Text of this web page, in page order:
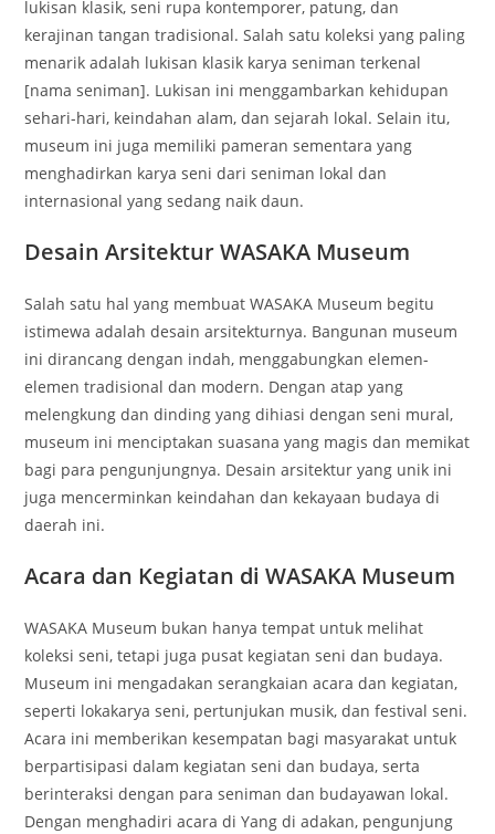
lukisan klasik, seni rupa kontemporer, patung, dan
kerajinan tangan tradisional. Salah satu koleksi yang paling
menarik adalah lukisan klasik karya seniman terkenal
[nama seniman]. Lukisan ini menggambarkan kehidupan
sehari-hari, keindahan alam, dan sejarah lokal. Selain itu,
museum ini juga memiliki pameran sementara yang
menghadirkan karya seni dari seniman lokal dan
internasional yang sedang naik daun.
Desain Arsitektur WASAKA Museum
Salah satu hal yang membuat WASAKA Museum begitu
istimewa adalah desain arsitekturnya. Bangunan museum
ini dirancang dengan indah, menggabungkan elemen-
elemen tradisional dan modern. Dengan atap yang
melengkung dan dinding yang dihiasi dengan seni mural,
museum ini menciptakan suasana yang magis dan memikat
bagi para pengunjungnya. Desain arsitektur yang unik ini
juga mencerminkan keindahan dan kekayaan budaya di
daerah ini.
Acara dan Kegiatan di WASAKA Museum
WASAKA Museum bukan hanya tempat untuk melihat
koleksi seni, tetapi juga pusat kegiatan seni dan budaya.
Museum ini mengadakan serangkaian acara dan kegiatan,
seperti lokakarya seni, pertunjukan musik, dan festival seni.
Acara ini memberikan kesempatan bagi masyarakat untuk
berpartisipasi dalam kegiatan seni dan budaya, serta
berinteraksi dengan para seniman dan budayawan lokal.
Dengan menghadiri acara di Yang di adakan, pengunjung